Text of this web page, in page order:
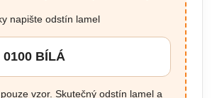
napište odstín lamel
BÍLÁ
vzor. Skutečný odstín lamel a